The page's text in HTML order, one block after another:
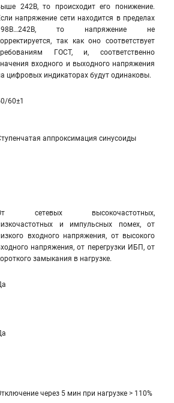
242В, то происходит его понижение.
напряжение сети находится в пределах
то напряжение не
так как оно соответствует
ГОСТ, и, соответственно
входного и выходного напряжения
цифровых индикаторах будут одинаковы.
60±1
аппроксимация синусоиды
сетевых высокочастотных,
и импульсных помех, от
входного напряжения, от высокого
напряжения, от перегрузки ИБП, от
замыкания в нагрузке.
через 5 мин при нагрузке > 110%